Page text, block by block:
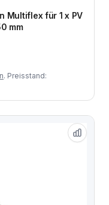
Multiflex für 1 x PV
mm
. Preisstand: